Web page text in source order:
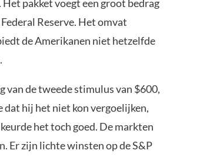
pakket voegt een groot bedrag
Reserve. Het omvat
de Amerikanen niet hetzelfde
van de tweede stimulus van $600,
dat hij het niet kon vergoelijken,
het toch goed. De markten
Er zijn lichte winsten op de S&P